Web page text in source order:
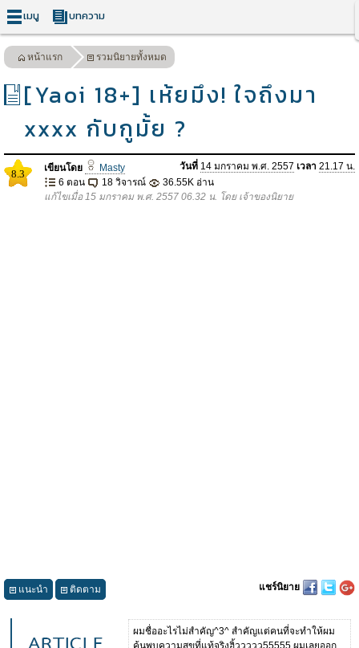
เมนู บทความ
หน้าแรก รวมนิยายทั้งหมด
[Yaoi 18+] เห้ยมึง! ใจถึงมา
xxxx กับกูมั้ย ?
8.3 เขียนโดย Masty วันที่ 14 มกราคม พ.ศ. 2557 เวลา 21.17 น.
6 ตอน
18 วิจารณ์
36.55K อ่าน
แก้ไขเมื่อ 15 มกราคม พ.ศ. 2557 06.32 น. โดย เจ้าของนิยาย
แนะนำ ติดตาม แชร์นิยาย
ผมชื่ออะไรไม่สำคัญ^3^ สำคัญแต่คนที่จะทำให้ผม
ค้นพบความสุขที่แท้จริงฮิ้ววววว55555 ผมเลยออก